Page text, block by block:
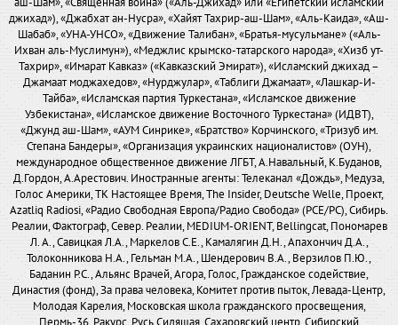
джихад»), «Джабхат ан-Нусра», «Хайят Тахрир-аш-Шам», «Аль-Каида», «Аш-
Шабаб», «УНА-УНСО», «Движение Талибан», «Братья-мусульмане» («Аль-
Ихван аль-Муслимун»), «Меджлис крымско-татарского народа», «Хизб ут-
Тахрир», «Имарат Кавказ» («Кавказский Эмират»), «Исламский джихад –
Джамаат моджахедов», «Нурджулар», «Таблиги Джамаат», «Лашкар-И-
Тайба», «Исламская партия Туркестана», «Исламское движение
Узбекистана», «Исламское движение Восточного Туркестана» (ИДВТ),
«Джунд аш-Шам», «АУМ Синрике», «Братство» Корчинского, «Тризуб им.
Степана Бандеры», «Организация украинских националистов» (ОУН),
международное общественное движение ЛГБТ, А.Навальный, К.Буданов,
Д.Гордон, А.Арестович. Иностранные агенты: Телеканал «Дождь», Медуза,
Голос Америки, ТК Настоящее Время, The Insider, Deutsche Welle, Проект,
Azatliq Radiosi, «Радио Свободная Европа/Радио Свобода» (PCE/PC), Сибирь.
Реалии, Фактограф, Север. Реалии, MEDIUM-ORIENT, Bellingcat, Пономарев
Л. А., Савицкая Л.А., Маркелов С.Е., Камалягин Д.Н., Апахончич Д.А.,
Толоконникова Н.А., Гельман М.А., Шендерович В.А., Верзилов П.Ю.,
Баданин Р.С., Альянс Врачей, Агора, Голос, Гражданское содействие,
Династия (фонд), За права человека, Комитет против пыток, Левада-Центр,
Молодая Карелия, Московская школа гражданского просвещения,